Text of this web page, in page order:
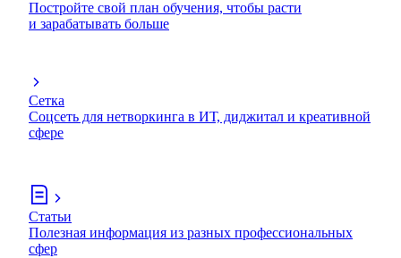
Постройте свой план обучения, чтобы расти
и зарабатывать больше
Сетка
Соцсеть для нетворкинга в ИТ, диджитал и креативной
сфере
Статьи
Полезная информация из разных профессиональных
сфер